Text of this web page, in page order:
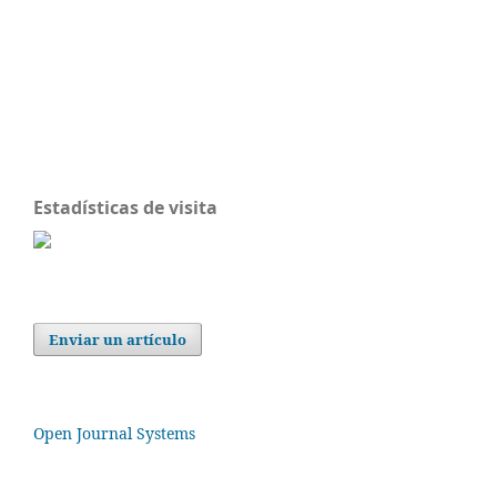
Estadísticas de visita
Enviar un artículo
Open Journal Systems